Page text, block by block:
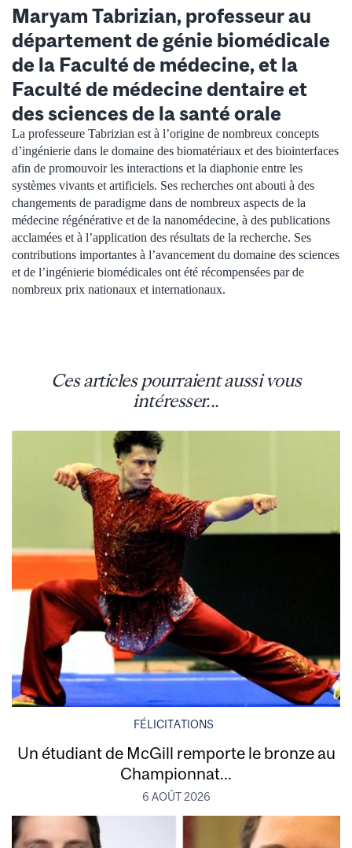
Maryam Tabrizian, professeur au
département de génie biomédicale
de la Faculté de médecine, et la
Faculté de médecine dentaire et
des sciences de la santé orale
La professeure Tabrizian est à l’origine de nombreux concepts
d’ingénierie dans le domaine des biomatériaux et des biointerfaces
afin de promouvoir les interactions et la diaphonie entre les
systèmes vivants et artificiels. Ses recherches ont abouti à des
changements de paradigme dans de nombreux aspects de la
médecine régénérative et de la nanomédecine, à des publications
acclamées et à l’application des résultats de la recherche. Ses
contributions importantes à l’avancement du domaine des sciences
et de l’ingénierie biomédicales ont été récompensées par de
nombreux prix nationaux et internationaux.
Ces articles pourraient aussi vous
intéresser...
FÉLICITATIONS
Un étudiant de McGill remporte le bronze au
Championnat...
6 AOÛT 2026